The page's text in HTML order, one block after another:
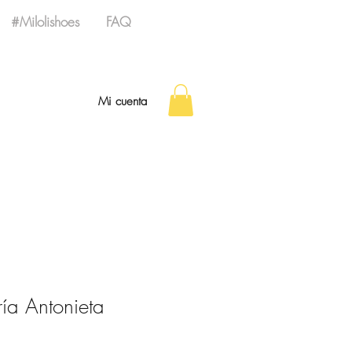
#Milolishoes FAQ
Mi cuenta
Antonieta